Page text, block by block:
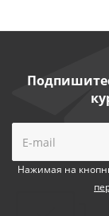
Нажимая на